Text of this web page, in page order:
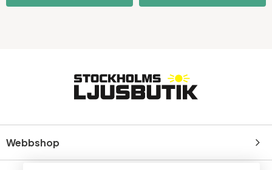
Webbshop